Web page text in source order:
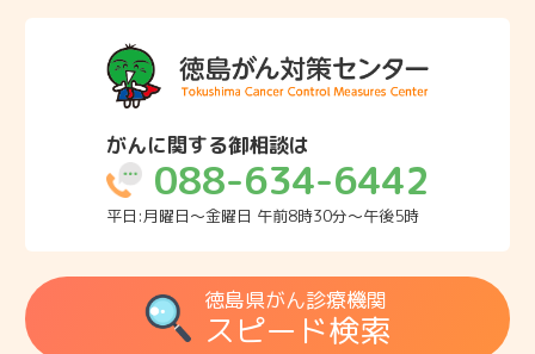
がんに関する御相談は
088-634-6442
平日:月曜日～金曜日 午前8時30分～午後5時
徳島県がん診療機関
スピード検索